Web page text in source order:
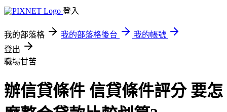
登入
我的部落格 我的部落格後台
我的帳號
登出
職場甘苦
辦信貸條件 信貸條件評分 要怎